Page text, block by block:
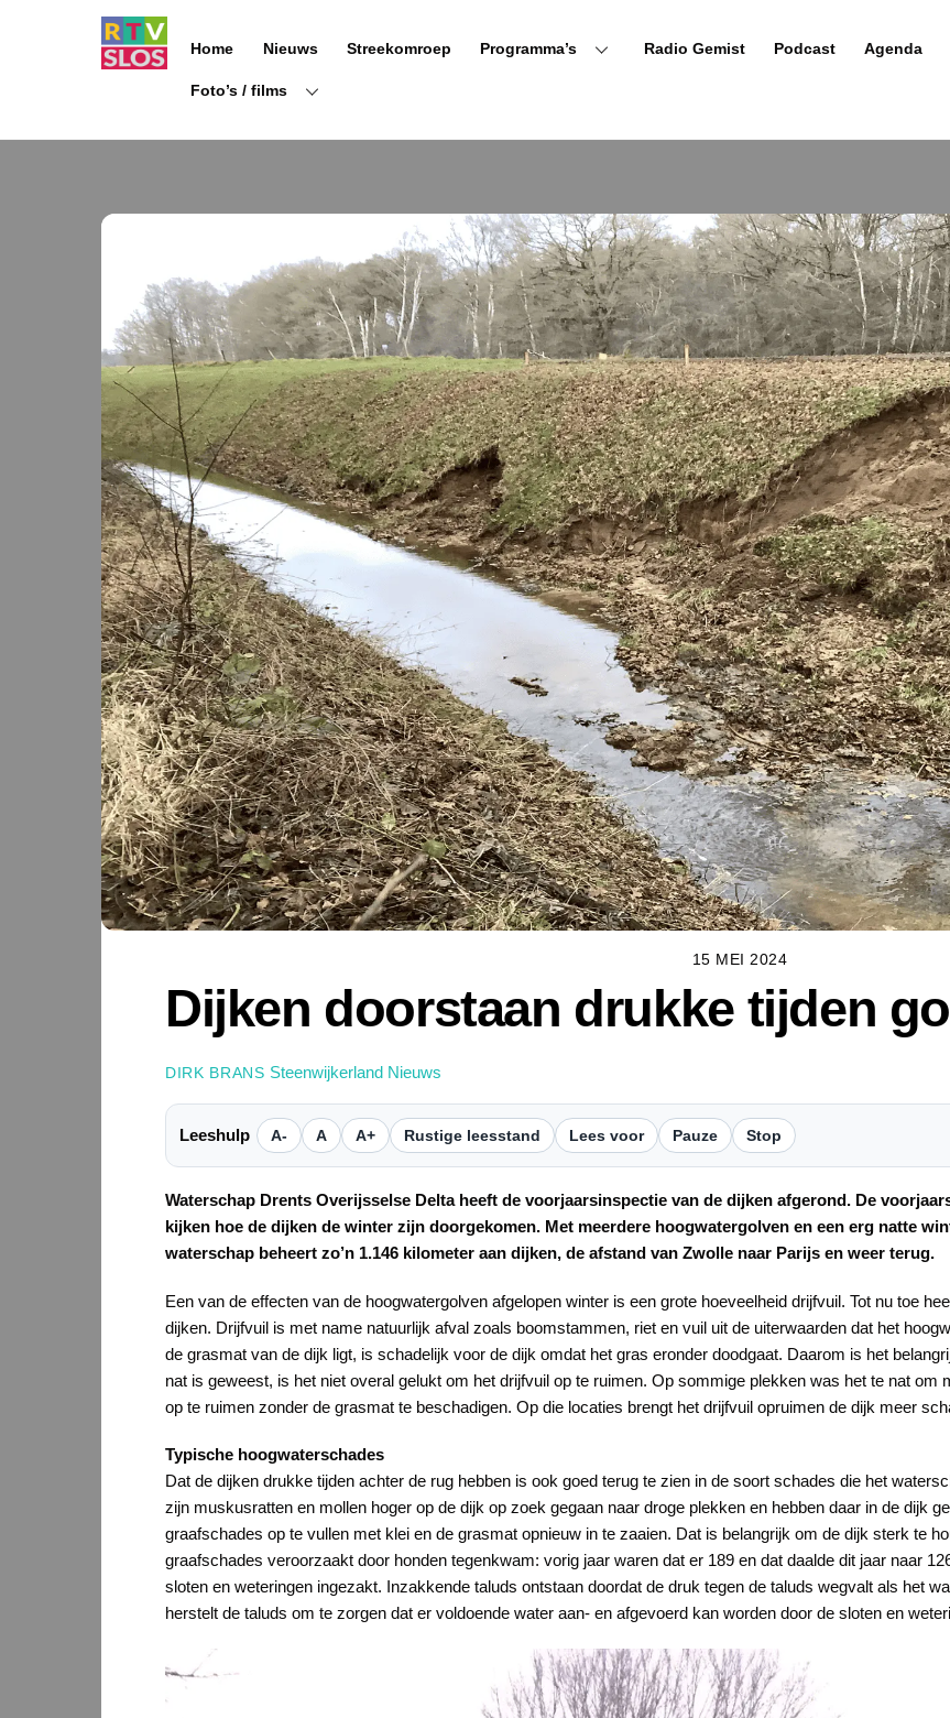
Home Nieuws Streekomroep Programma’s Radio Gemist Podcast Agenda
Foto’s / films
15 MEI 2024
Dijken doorstaan drukke tijden
DIRK BRANS Steenwijkerland Nieuws
Leeshulp A- A A+ Rustige leesstand Lees voor Pauze Stop
Waterschap Drents Overijsselse Delta heeft de voorjaarsinspectie van de dijken afgerond. De
kijken hoe de dijken de winter zijn doorgekomen. Met meerdere hoogwatergolven en een erg natte
waterschap beheert zo’n 1.146 kilometer aan dijken, de afstand van Zwolle naar Parijs en weer terug.
Een van de effecten van de hoogwatergolven afgelopen winter is een grote hoeveelheid drijfvuil. Tot nu toe
dijken. Drijfvuil is met name natuurlijk afval zoals boomstammen, riet en vuil uit de uiterwaarden dat het
de grasmat van de dijk ligt, is schadelijk voor de dijk omdat het gras eronder doodgaat. Daarom is het
nat is geweest, is het niet overal gelukt om het drijfvuil op te ruimen. Op sommige plekken was het te nat
op te ruimen zonder de grasmat te beschadigen. Op die locaties brengt het drijfvuil opruimen de dijk meer
Typische hoogwaterschades
Dat de dijken drukke tijden achter de rug hebben is ook goed terug te zien in de soort schades die het
zijn muskusratten en mollen hoger op de dijk op zoek gegaan naar droge plekken en hebben daar in de dijk
graafschades op te vullen met klei en de grasmat opnieuw in te zaaien. Dat is belangrijk om de dijk sterk te
graafschades veroorzaakt door honden tegenkwam: vorig jaar waren dat er 189 en dat daalde dit jaar naar
sloten en weteringen ingezakt. Inzakkende taluds ontstaan doordat de druk tegen de taluds wegvalt als het
herstelt de taluds om te zorgen dat er voldoende water aan- en afgevoerd kan worden door de sloten en